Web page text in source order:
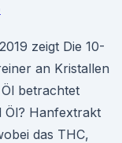
zeigt Die 10-
an Kristallen
betrachtet
Öl? Hanfextrakt
das THC,